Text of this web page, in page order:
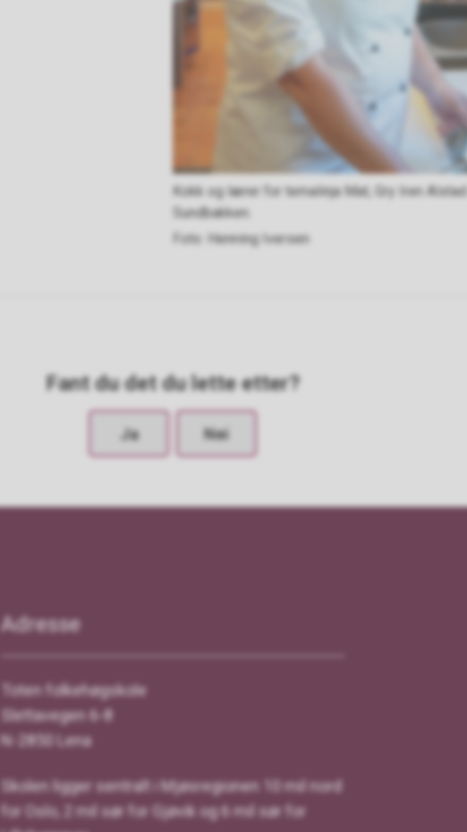
Kokk og lærer for temalinja Mat, Gry Iren Alstad
Sundbakken.
Henning Iversen
Fant du det du lette etter?
Ja Nei
Adresse
Toten folkehøgskole
Slettavegen 6-8
N-2850 Lena
Skolen ligger sentralt i Mjøsregionen 10 mil nord
for Oslo, 2 mil sør for Gjøvik og 6 mil sør for